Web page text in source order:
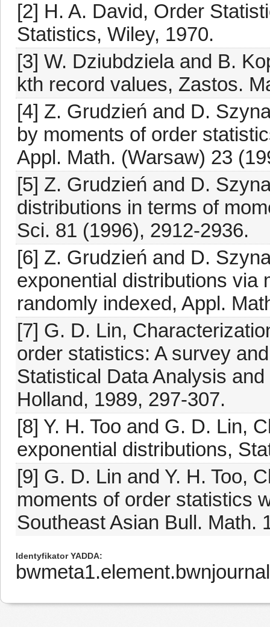
[2] H. A. David, Order
Statistics, Wiley, 1970.
[3] W. Dziubdziela and B.
kth record values, Zastos.
[4] Z. Grudzień and D.
by moments of order
Appl. Math. (Warsaw) 23
[5] Z. Grudzień and D.
distributions in terms of
Sci. 81 (1996), 2912-2936.
[6] Z. Grudzień and D.
exponential distributions via
randomly indexed, Appl.
[7] G. D. Lin,
order statistics: A survey
Statistical Data Analysis
Holland, 1989, 297-307.
[8] Y. H. Too and G. D. Lin,
exponential distributions,
[9] G. D. Lin and Y. H. Too,
moments of order statistics
Southeast Asian Bull. Math.
Identyfikator YADDA